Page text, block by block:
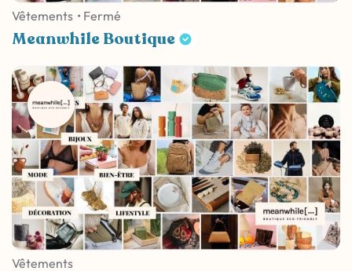
Vêtements • Fermé
Meanwhile Boutique
Vêtements